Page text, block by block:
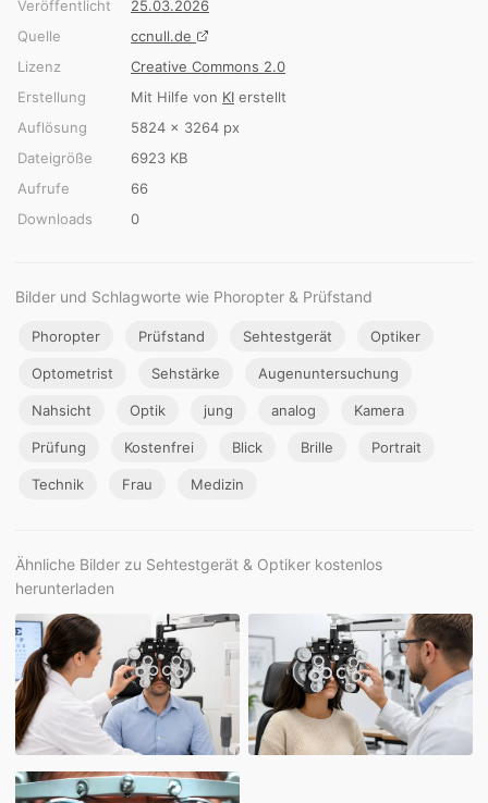
Veröffentlicht
25.03.2026
Quelle
ccnull.de
Lizenz
Creative Commons 2.0
Erstellung
Mit Hilfe von KI erstellt
Auflösung
5824 × 3264 px
Dateigröße
6923 KB
Aufrufe
66
Downloads
0
Bilder und Schlagworte wie Phoropter & Prüfstand
Phoropter Prüfstand Sehtestgerät Optiker
Optometrist Sehstärke Augenuntersuchung
Nahsicht Optik jung analog Kamera
Prüfung Kostenfrei Blick Brille Portrait
Technik Frau Medizin
Ähnliche Bilder zu Sehtestgerät & Optiker kostenlos
herunterladen